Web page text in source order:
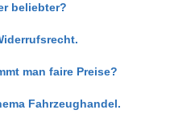
beliebter?
man faire Preise?
Fahrzeughandel.